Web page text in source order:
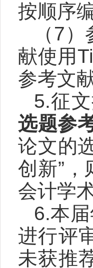
按顺序
（ 7 ）
献使用
参考文
5.征
选题参
论文的
创新”
会计学
6.本
进行评
未获推